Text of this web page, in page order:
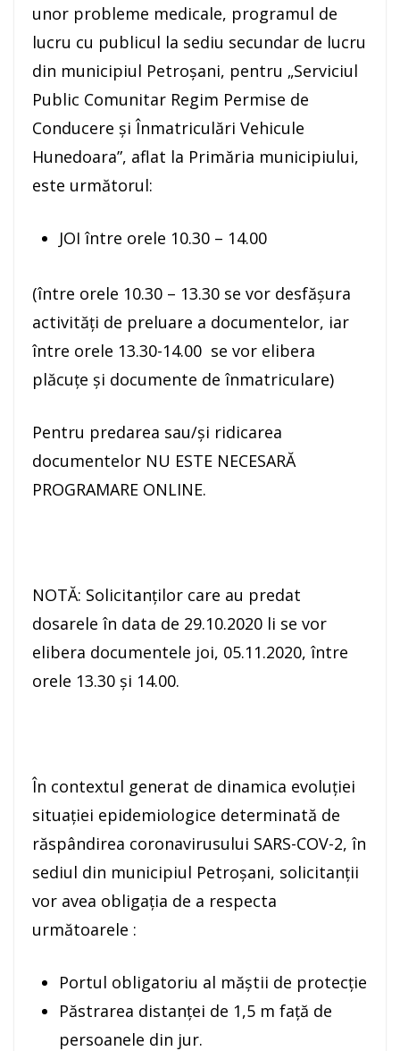
unor probleme medicale, programul de
lucru cu publicul la sediu secundar de lucru
din municipiul Petroşani, pentru „Serviciul
Public Comunitar Regim Permise de
Conducere şi Înmatriculări Vehicule
Hunedoara”, aflat la Primăria municipiului,
este următorul:
JOI între orele 10.30 – 14.00
(între orele 10.30 – 13.30 se vor desfășura
activități de preluare a documentelor, iar
între orele 13.30-14.00 se vor elibera
plăcuțe și documente de înmatriculare)
Pentru predarea sau/şi ridicarea
documentelor NU ESTE NECESARĂ
PROGRAMARE ONLINE.
NOTĂ: Solicitanților care au predat
dosarele în data de 29.10.2020 li se vor
elibera documentele joi, 05.11.2020, între
orele 13.30 și 14.00.
În contextul generat de dinamica evoluției
situației epidemiologice determinată de
răspândirea coronavirusului SARS-COV-2, în
sediul din municipiul Petroşani, solicitanţii
vor avea obligația de a respecta
următoarele :
Portul obligatoriu al măștii de protecție
Păstrarea distanței de 1,5 m față de
persoanele din jur.